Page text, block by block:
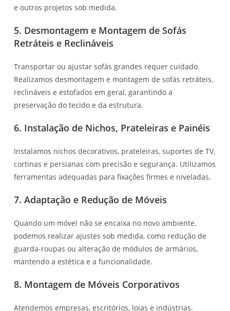
e outros projetos sob medida.
5. Desmontagem e Montagem de Sofás
Retráteis e Reclináveis
Transportar ou ajustar sofás grandes requer cuidado.
Realizamos desmontagem e montagem de sofás retráteis,
reclináveis e estofados em geral, garantindo a
preservação do tecido e da estrutura.
6. Instalação de Nichos, Prateleiras e Painéis
Instalamos nichos decorativos, prateleiras, suportes de TV,
cortinas e persianas com precisão e segurança. Utilizamos
ferramentas adequadas para fixações firmes e niveladas.
7. Adaptação e Redução de Móveis
Quando um móvel não se encaixa no novo ambiente,
podemos realizar ajustes sob medida, como redução de
guarda-roupas ou alteração de módulos de armários,
mantendo a estética e a funcionalidade.
8. Montagem de Móveis Corporativos
Atendemos empresas, escritórios, lojas e indústrias.